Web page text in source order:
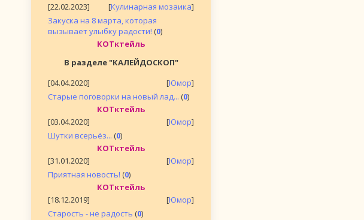
[22.02.2023]
[Кулинарная мозаика]
Закуска на 8 марта, которая
вызывает улыбку радости! (0)
КОТктейль
В разделе "КАЛЕЙДОСКОП"
[04.04.2020]
[Юмор]
Старые поговорки на новый лад... (0)
КОТктейль
[03.04.2020]
[Юмор]
Шутки всерьёз... (0)
КОТктейль
[31.01.2020]
[Юмор]
Приятная новость! (0)
КОТктейль
[18.12.2019]
[Юмор]
Старость - не радость (0)